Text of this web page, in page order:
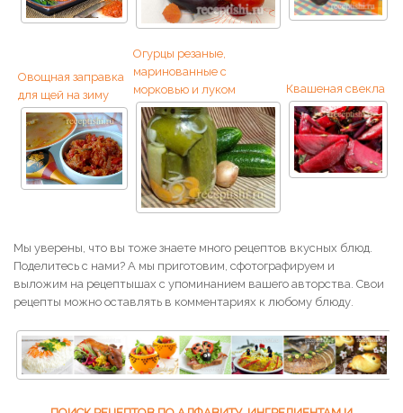
Овощная заправка
для щей на зиму
Огурцы резаные,
маринованные с
морковью и луком
Квашеная свекла
Мы уверены, что вы тоже знаете много рецептов вкусных блюд.
Поделитесь с нами? А мы приготовим, сфотографируем и
выложим на рецептышах с упоминанием вашего авторства. Свои
рецепты можно оставлять в комментариях к любому блюду.